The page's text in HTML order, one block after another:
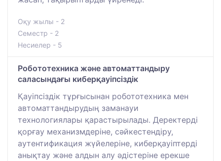
Оқу жылы - 2
Семестр - 2
Несиелер - 5
Робототехника және автоматтандыру
саласындағы киберқауіпсіздік
Қауіпсіздік тұрғысынан робототехника мен
автоматтандырудың заманауи
технологиялары қарастырылады. Деректерді
қорғау механизмдеріне, сәйкестендіру,
аутентификация жүйелеріне, киберқауіптерді
анықтау және алдын алу әдістеріне ерекше